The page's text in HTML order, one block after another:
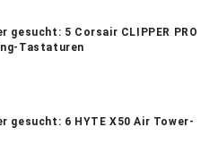
gesucht: 5 Corsair CLIPPER PRO
Tastaturen
gesucht: 6 HYTE X50 Air Tower-